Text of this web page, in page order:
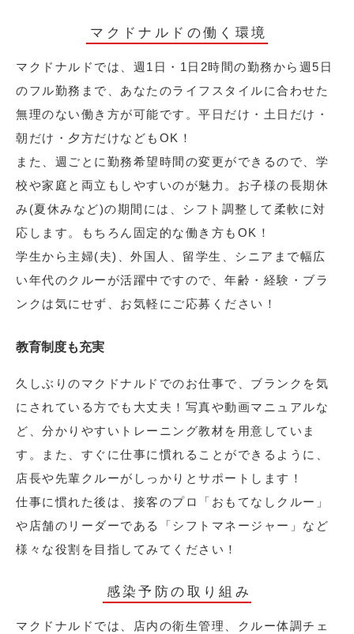
マクドナルドの働く環境
マクドナルドでは、週1日・1日2時間の勤務から週5日
のフル勤務まで、あなたのライフスタイルに合わせた
無理のない働き方が可能です。平日だけ・土日だけ・
朝だけ・夕方だけなどもOK！
また、週ごとに勤務希望時間の変更ができるので、学
校や家庭と両立もしやすいのが魅力。お子様の長期休
み(夏休みなど)の期間には、シフト調整して柔軟に対
応します。もちろん固定的な働き方もOK！
学生から主婦(夫)、外国人、留学生、シニアまで幅広
い年代のクルーが活躍中ですので、年齢・経験・ブラ
ンクは気にせず、お気軽にご応募ください！
教育制度も充実
久しぶりのマクドナルドでのお仕事で、ブランクを気
にされている方でも大丈夫！写真や動画マニュアルな
ど、分かりやすいトレーニング教材を用意していま
す。また、すぐに仕事に慣れることができるように、
店長や先輩クルーがしっかりとサポートします！
仕事に慣れた後は、接客のプロ「おもてなしクルー」
や店舗のリーダーである「シフトマネージャー」など
様々な役割を目指してみてください！
感染予防の取り組み
マクドナルドでは、店内の衛生管理、クルー体調チェ